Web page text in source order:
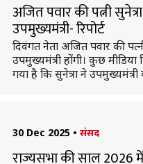
अजित पवार की पत्नी सुनेत्रा
उपमुख्यमंत्री- रिपोर्ट
दिवंगत नेता अजित पवार की पत्नी
उपमुख्यमंत्री होंगी। कुछ मीडिया
गया है कि सुनेत्रा ने उपमुख्यमंत्री
30 Dec 2025 • संसद
राज्यसभा की साल 2026